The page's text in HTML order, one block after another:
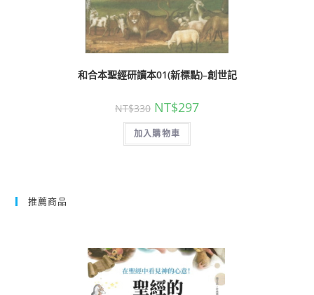
和合本聖經研讀本01(新標點)–創世記
NT$330 NT$297
加入購物車
推薦商品